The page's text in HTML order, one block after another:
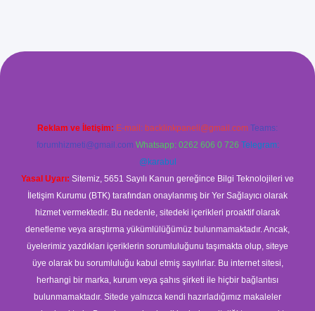
ilbet giriş
Reklam ve İletişim: E-mail: backlinkpaneli@gmail.com Teams:
forumhizmeti@gmail.com Whatsapp: 0262 606 0 726 Telegram:
@karabul
Yasal Uyarı: Sitemiz, 5651 Sayılı Kanun gereğince Bilgi Teknolojileri ve
İletişim Kurumu (BTK) tarafından onaylanmış bir Yer Sağlayıcı olarak
hizmet vermektedir. Bu nedenle, sitedeki içerikleri proaktif olarak
denetleme veya araştırma yükümlülüğümüz bulunmamaktadır. Ancak,
üyelerimiz yazdıkları içeriklerin sorumluluğunu taşımakta olup, siteye
üye olarak bu sorumluluğu kabul etmiş sayılırlar. Bu internet sitesi,
herhangi bir marka, kurum veya şahıs şirketi ile hiçbir bağlantısı
bulunmamaktadır. Sitede yalnızca kendi hazırladığımız makaleler